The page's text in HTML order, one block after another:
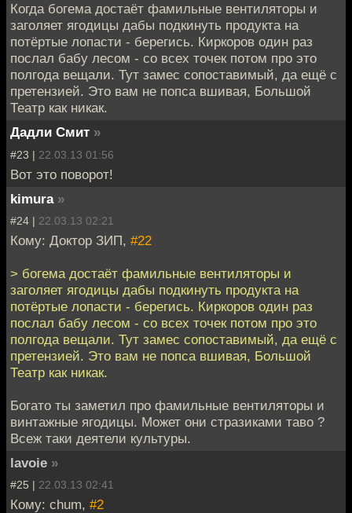
Когда богема достаёт фамильные вентиляторы и
заголяет ягодицы дабы подкинуть продукта на
потёртые лопасти - берегись. Киркоров один раз
послал бабу лесом - со всех точек потом про это
полгода вещали. Тут замес сопоставимый, да ещё с
претензией. Это вам не попса вшивая, Большой
Театр как никак.
Дадли Смит »
#23 | 22.03.13 01:56
Вот это поворот!
kimura »
#24 | 22.03.13 02:21
Кому: Доктор ЗИП, #22
> богема достаёт фамильные вентиляторы и
заголяет ягодицы дабы подкинуть продукта на
потёртые лопасти - берегись. Киркоров один раз
послал бабу лесом - со всех точек потом про это
полгода вещали. Тут замес сопоставимый, да ещё с
претензией. Это вам не попса вшивая, Большой
Театр как никак.
Богато ты заметил про фамильные вентиляторы и
винтажные ягодицы. Может они стразиками таво ?
Всеж таки деятели культуры.
lavoie »
#25 | 22.03.13 02:41
Кому: chum, #2